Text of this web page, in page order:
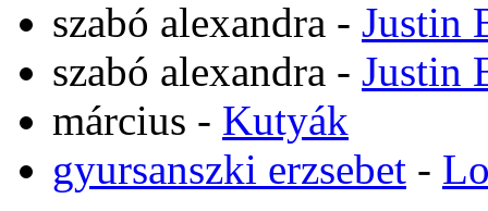
szabó alexandra - Justin
szabó alexandra - Justin
március - Kutyák
gyursanszki erzsebet -